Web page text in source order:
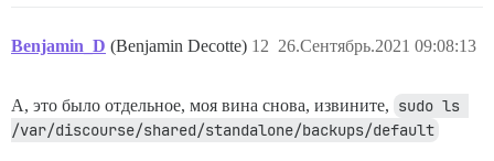
Benjamin_D (Benjamin Decotte) 26.Сентябрь.2021 09:08:13
12
А, это было отдельное, моя вина снова, извините, sudo ls
/var/discourse/shared/standalone/backups/default